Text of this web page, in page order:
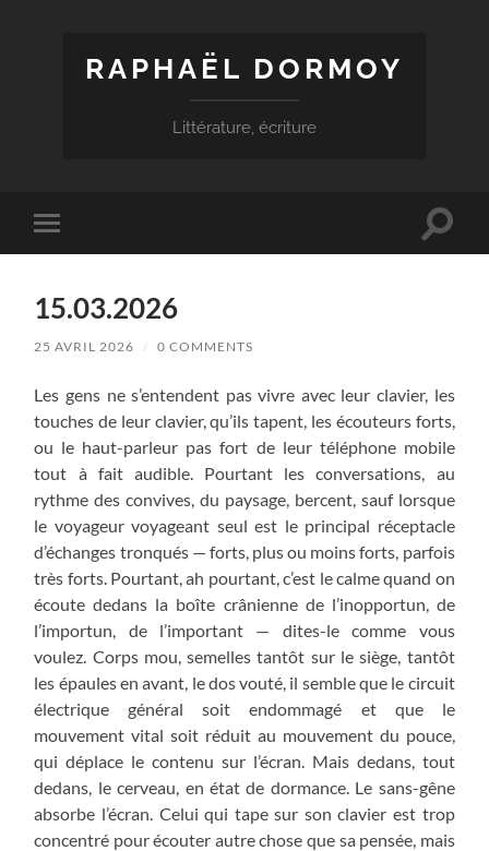
RAPHAËL DORMOY
Littérature, écriture
Toggle
mobile
Toggle
15.03.2026
25 AVRIL 2026 / 0 COMMENTS
Les gens ne s’entendent pas vivre avec leur clavier, les
touches de leur clavier, qu’ils tapent, les écouteurs forts,
ou le haut-parleur pas fort de leur téléphone mobile
tout à fait audible. Pourtant les conversations, au
rythme des convives, du paysage, bercent, sauf lorsque
le voyageur voyageant seul est le principal réceptacle
d’échanges tronqués — forts, plus ou moins forts, parfois
très forts. Pourtant, ah pourtant, c’est le calme quand on
écoute dedans la boîte crânienne de l’inopportun, de
l’importun, de l’important — dites-le comme vous
voulez. Corps mou, semelles tantôt sur le siège, tantôt
les épaules en avant, le dos vouté, il semble que le circuit
électrique général soit endommagé et que le
mouvement vital soit réduit au mouvement du pouce,
qui déplace le contenu sur l’écran. Mais dedans, tout
dedans, le cerveau, en état de dormance. Le sans-gêne
absorbe l’écran. Celui qui tape sur son clavier est trop
concentré pour écouter autre chose que sa pensée, mais